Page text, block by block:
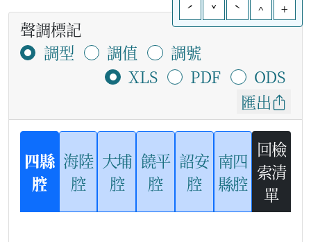
ˊ
ˇ ˋ ^ +
聲調標記
調型
調值
調號
XLS
PDF
ODS
匯出
四縣
腔
海陸
腔
大埔
腔
饒平
腔
詔安
腔
南四
縣腔
回檢
索清
單